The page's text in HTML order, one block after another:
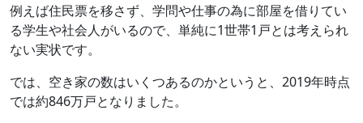
例えば住民票を移さず、学問や仕事の為に部屋を借りてい
る学生や社会人がいるので、単純に1世帯1戸とは考えられ
ない実状です。
では、空き家の数はいくつあるのかというと、2019年時点
では約846万戸となりました。